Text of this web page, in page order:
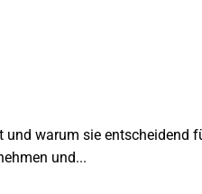
und warum sie entscheidend
und...